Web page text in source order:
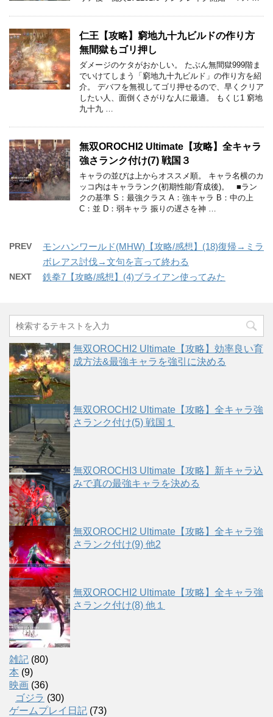
仁王【攻略】窮地九十九ビルドの作り方
無間獄もゴリ押し
ダメージのケタがおかしい。 たぶん無間獄999階ま
でいけてしまう「窮地九十九ビルド」の作り方を紹
介。 デバフを無視してゴリ押せるので、早くクリア
したい人、面倒くさがりな人に最適。 もくじ1 窮地
九十九 …
無双OROCHI2 Ultimate【攻略】全キャラ
強さランク付け(7) 戦国３
キャラの並びは上からオススメ順。 キャラ名横のカ
ッコ内はキャラランク(初期性能/育成後)。 ■ラン
クの基準 S：最強クラス A：強キャラ B：中の上
C：並 D：弱キャラ 振りの遅さを神 …
PREV
モンハンワールド(MHW)【攻略/感想】(18)復帰→ミラ
ボレアス討伐→文句を言って終わる
NEXT 鉄拳7【攻略/感想】(4)ブライアン使ってみた
無双OROCHI2 Ultimate【攻略】効率良い育
成方法&最強キャラを強引に決める
無双OROCHI2 Ultimate【攻略】全キャラ強
さランク付け(5) 戦国１
無双OROCHI3 Ultimate【攻略】新キャラ込
みで真の最強キャラを決める
無双OROCHI2 Ultimate【攻略】全キャラ強
さランク付け(9) 他2
無双OROCHI2 Ultimate【攻略】全キャラ強
さランク付け(8) 他１
雑記 (80)
本 (9)
映画 (36)
ゴジラ (30)
ゲームプレイ日記 (73)